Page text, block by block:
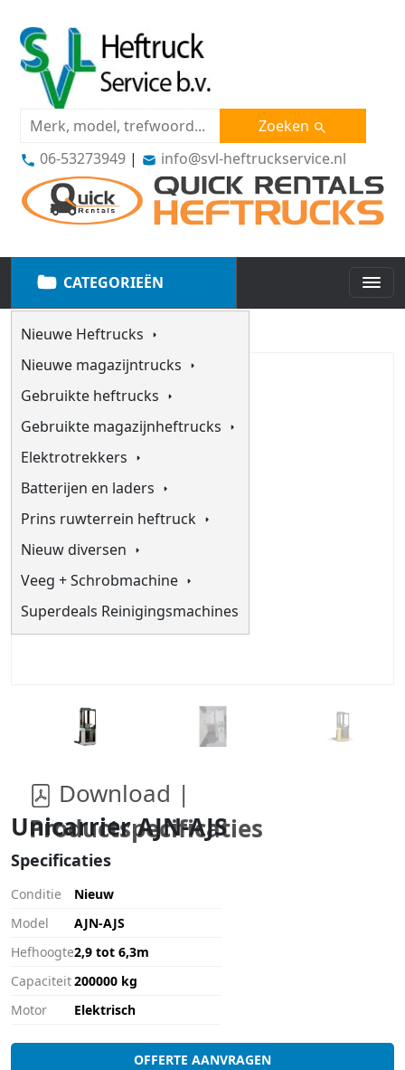
Zoeken
06-53273949 | info@svl-heftruckservice.nl
CATEGORIEËN
Nieuwe Heftrucks
Nieuwe magazijntrucks
Gebruikte heftrucks
Gebruikte magazijnheftrucks
Elektrotrekkers
Batterijen en laders
Prins ruwterrein heftruck
Nieuw diversen
Veeg + Schrobmachine
Superdeals Reinigingsmachines
Download |
Productspecificaties
Unicarrier AJN-AJS
Specificaties
Conditie
Nieuw
Model
AJN-AJS
Hefhoogte2,9 tot 6,3m
Capaciteit200000 kg
Motor
Elektrisch
OFFERTE AANVRAGEN